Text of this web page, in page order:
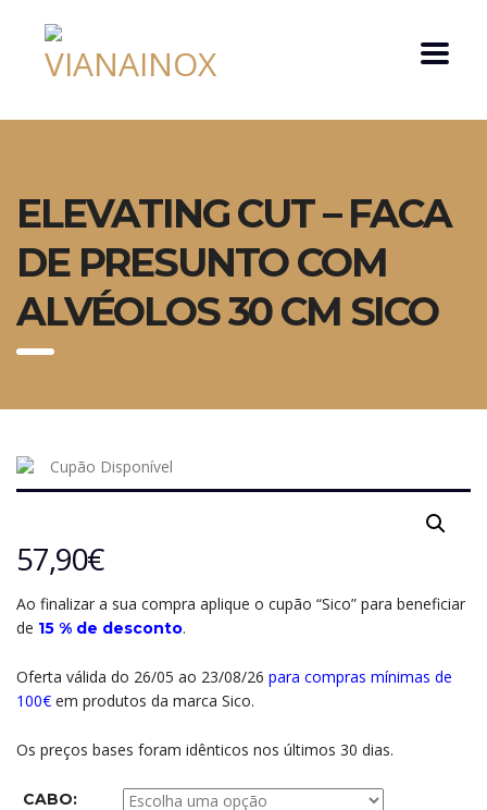
ELEVATING CUT – FACA
DE PRESUNTO COM
ALVÉOLOS 30 CM SICO
57,90€
Ao finalizar a sua compra aplique o cupão “Sico” para beneficiar
de 15 % de desconto.
Oferta válida do 26/05 ao 23/08/26 para compras mínimas de
100€ em produtos da marca Sico.
Os preços bases foram idênticos nos últimos 30 dias.
CABO: